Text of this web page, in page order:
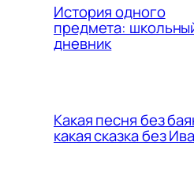
История одного
предмета:
дневник
Какая песня без
какая сказка без